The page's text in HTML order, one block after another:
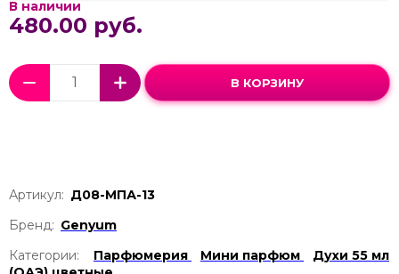
В наличии
480.00 руб.
В КОРЗИНУ
Артикул: Д08-МПА-13
Бренд: Genyum
Категории:
Парфюмерия Мини парфюм
Духи 55 мл